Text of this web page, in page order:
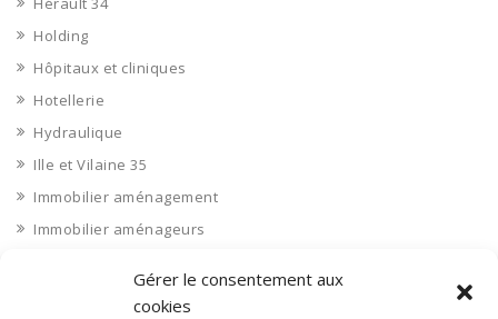
Gérer le consentement aux
cookies
Holding
Hôpitaux et cliniques
Hotellerie
Hydraulique
Ille et Vilaine 35
Immobilier aménagement
Immobilier aménageurs